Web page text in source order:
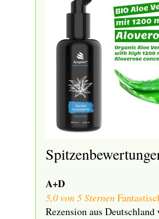
A+D
5,0 von 5 Sternen
Rezension aus